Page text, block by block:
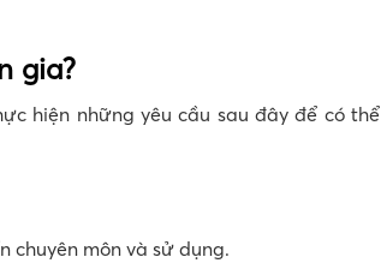
gia?
hiện những yêu cầu sau đây để có thể
chuyên môn và sử dụng.